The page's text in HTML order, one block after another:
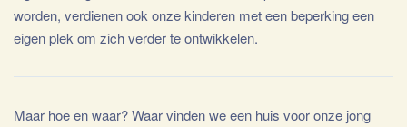
worden, verdienen ook onze kinderen met een beperking een
eigen plek om zich verder te ontwikkelen.
Maar hoe en waar? Waar vinden we een huis voor onze jong